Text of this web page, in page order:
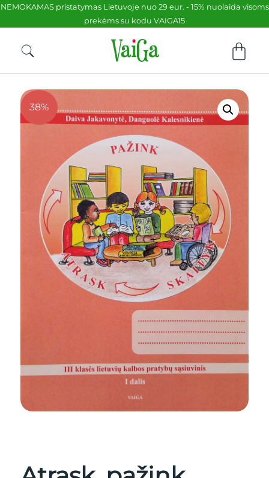
NEMOKAMAS pristatymas Lietuvoje nuo 29 eur. - 15% nuolaida visoms
prekėms su kodu VAIGA15
38%